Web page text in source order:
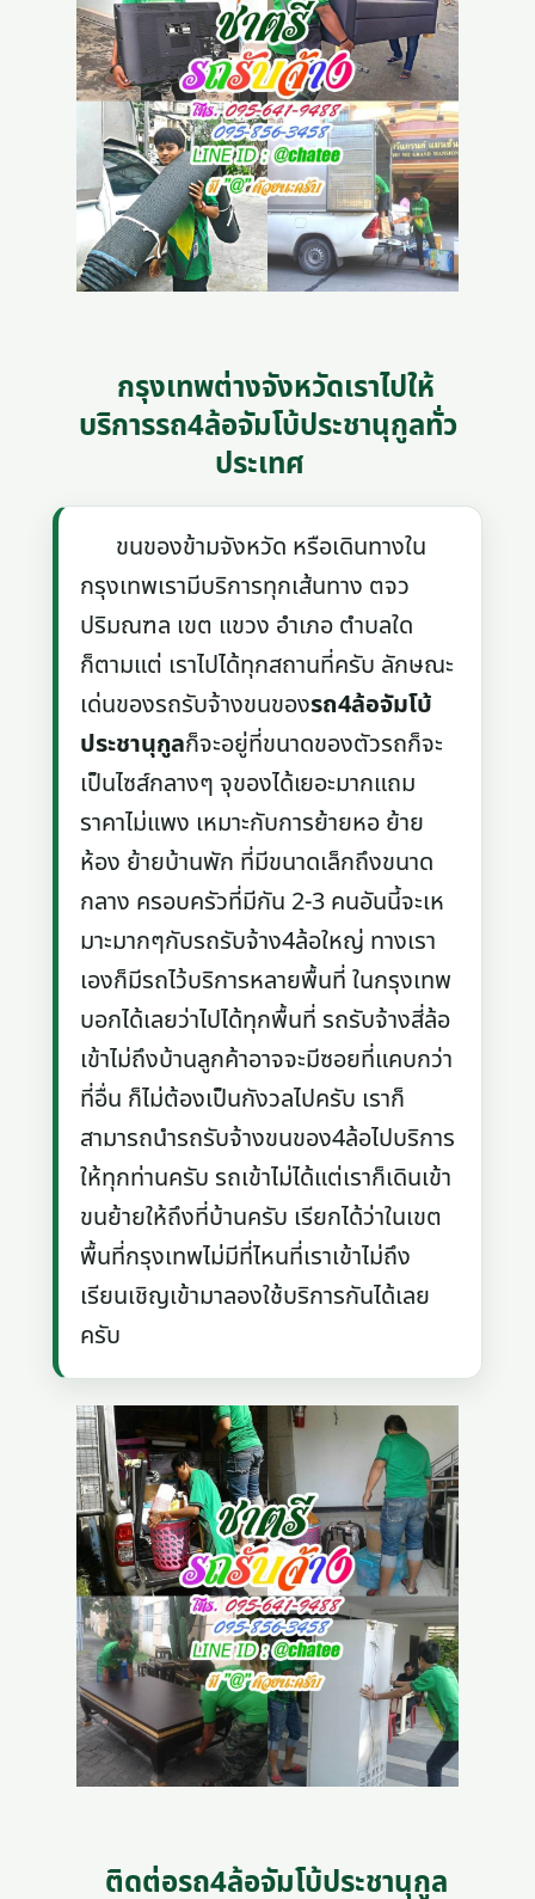
กรุงเทพต่างจังหวัดเราไปให้
บริการรถ4ล้อจัมโบ้ประชานุกูลทั่ว
ประเทศ
ขนของข้ามจังหวัด หรือเดินทางใน
กรุงเทพเรามีบริการทุกเส้นทาง ตจว
ปริมณฑล เขต แขวง อำเภอ ตำบลใด
ก็ตามแต่ เราไปได้ทุกสถานที่ครับ ลักษณะ
เด่นของรถรับจ้างขนของรถ4ล้อจัมโบ้
ประชานุกูลก็จะอยู่ที่ขนาดของตัวรถก็จะ
เป็นไซส์กลางๆ จุของได้เยอะมากแถม
ราคาไม่แพง เหมาะกับการย้ายหอ ย้าย
ห้อง ย้ายบ้านพัก ที่มีขนาดเล็กถึงขนาด
กลาง ครอบครัวที่มีกัน 2-3 คนอันนี้จะเห
มาะมากๆกับรถรับจ้าง4ล้อใหญ่ ทางเรา
เองก็มีรถไว้บริการหลายพื้นที่ ในกรุงเทพ
บอกได้เลยว่าไปได้ทุกพื้นที่ รถรับจ้างสี่ล้อ
เข้าไม่ถึงบ้านลูกค้าอาจจะมีซอยที่แคบกว่า
ที่อื่น ก็ไม่ต้องเป็นกังวลไปครับ เราก็
สามารถนำรถรับจ้างขนของ4ล้อไปบริการ
ให้ทุกท่านครับ รถเข้าไม่ได้แต่เราก็เดินเข้า
ขนย้ายให้ถึงที่บ้านครับ เรียกได้ว่าในเขต
พื้นที่กรุงเทพไม่มีที่ไหนที่เราเข้าไม่ถึง
เรียนเชิญเข้ามาลองใช้บริการกันได้เลย
ครับ
ติดต่อรถ4ล้อจัมโบ้ประชานุกูล